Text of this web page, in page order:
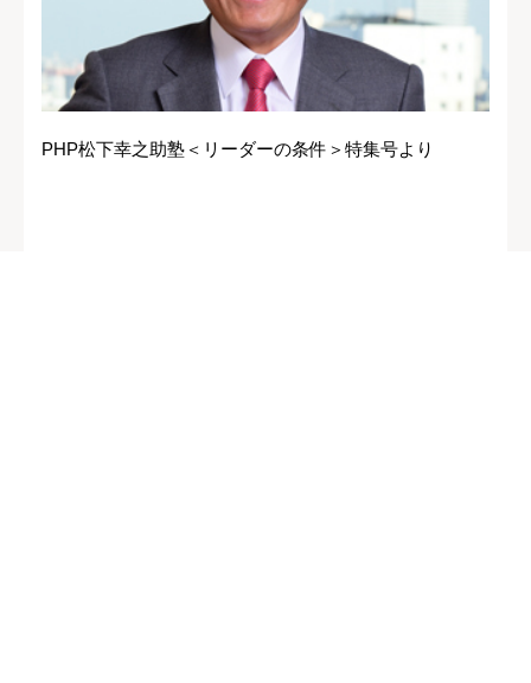
PHP松下幸之助塾＜リーダーの条件＞特集号より